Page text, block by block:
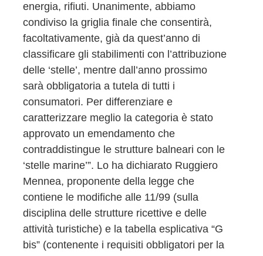
energia, rifiuti. Unanimente, abbiamo
condiviso la griglia finale che consentirà,
facoltativamente, già da quest’anno di
classificare gli stabilimenti con l’attribuzione
delle ‘stelle’, mentre dall’anno prossimo
sarà obbligatoria a tutela di tutti i
consumatori. Per differenziare e
caratterizzare meglio la categoria è stato
approvato un emendamento che
contraddistingue le strutture balneari con le
‘stelle marine’”. Lo ha dichiarato Ruggiero
Mennea, proponente della legge che
contiene le modifiche alle 11/99 (sulla
disciplina delle strutture ricettive e delle
attività turistiche) e la tabella esplicativa “G
bis” (contenente i requisiti obbligatori per la